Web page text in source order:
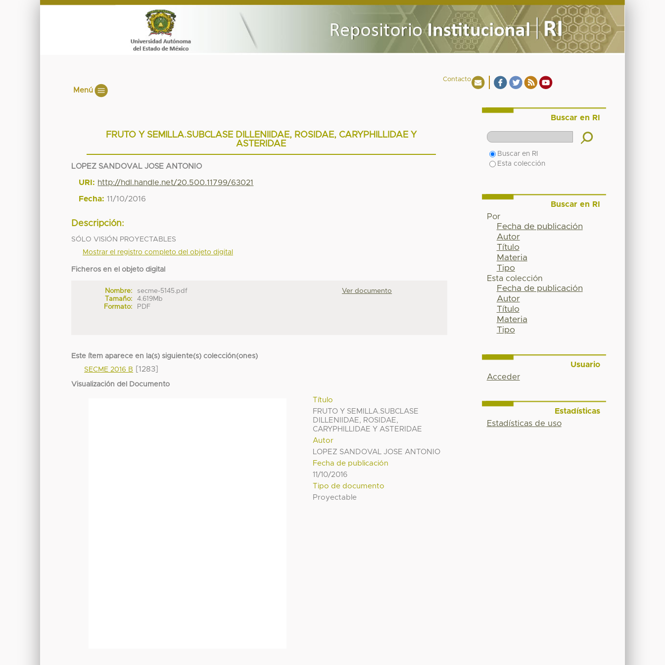
Contacto
Menú
FRUTO Y SEMILLA.SUBCLASE DILLENIIDAE, ROSIDAE, CARYPHILLIDAE Y
ASTERIDAE
LOPEZ SANDOVAL JOSE ANTONIO
URI: http://hdl.handle.net/20.500.11799/63021
Fecha: 11/10/2016
Descripción:
SÓLO VISIÓN PROYECTABLES
Mostrar el registro completo del objeto digital
Ficheros en el objeto digital
Nombre:
secme-5145.pdf
Tamaño:
4.619Mb
Formato:
PDF
Ver documento
Este ítem aparece en la(s) siguiente(s) colección(ones)
SECME 2016 B
[1283]
Visualización del Documento
Título
FRUTO Y SEMILLA.SUBCLASE
DILLENIIDAE, ROSIDAE,
CARYPHILLIDAE Y ASTERIDAE
Autor
LOPEZ SANDOVAL JOSE ANTONIO
Fecha de publicación
11/10/2016
Tipo de documento
Proyectable
Buscar en RI
Buscar en RI
Esta colección
Buscar en RI
Por
Fecha de publicación
Autor
Título
Materia
Tipo
Esta colección
Fecha de publicación
Autor
Título
Materia
Tipo
Usuario
Acceder
Estadísticas
Estadísticas de uso